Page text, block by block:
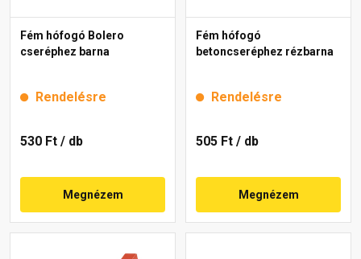
Fém hófogó Bolero
cseréphez barna
Rendelésre
530 Ft / db
Megnézem
Fém hófogó
betoncseréphez rézbarna
Rendelésre
505 Ft / db
Megnézem